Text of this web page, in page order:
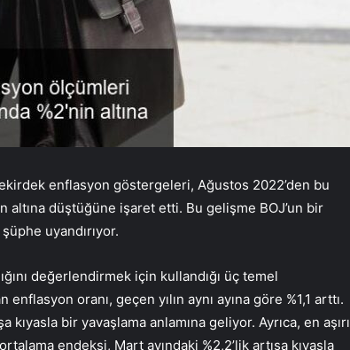
enflasyon göstergeleri, Ağustos 2022’den bu
altına düştüğüne işaret etti. Bu gelişme BOJ’un bir
uyandırıyor.
değerlendirmek için kullandığı üç temel
oranı, geçen yılın aynı ayına göre %1,1 arttı.
kıyasla bir yavaşlama anlamına geliyor. Ayrıca, en aşırı
endeksi, Mart ayındaki %2,2’lik artışa kıyasla